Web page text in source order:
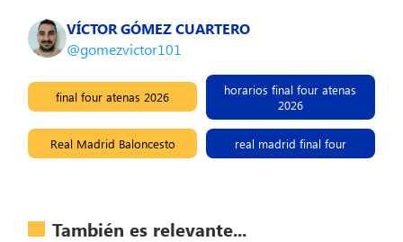
VÍCTOR GÓMEZ CUARTERO
@gomezvictor101
final four atenas 2026
horarios final four atenas
2026
Real Madrid Baloncesto real madrid final four
También es relevante...